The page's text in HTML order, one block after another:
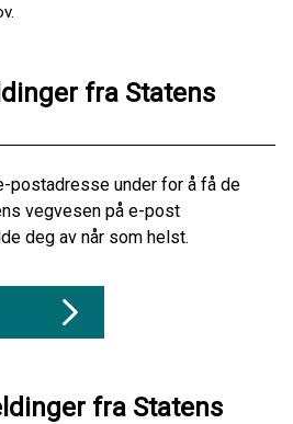
fra Statens
postadresse under for å få de
vegvesen på e-post
deg av når som helst.
fra Statens